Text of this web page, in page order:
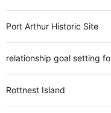
Port Arthur Historic Site
relationship goal setting
Rottnest Island